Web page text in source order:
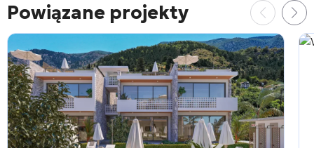
Powiązane projekty